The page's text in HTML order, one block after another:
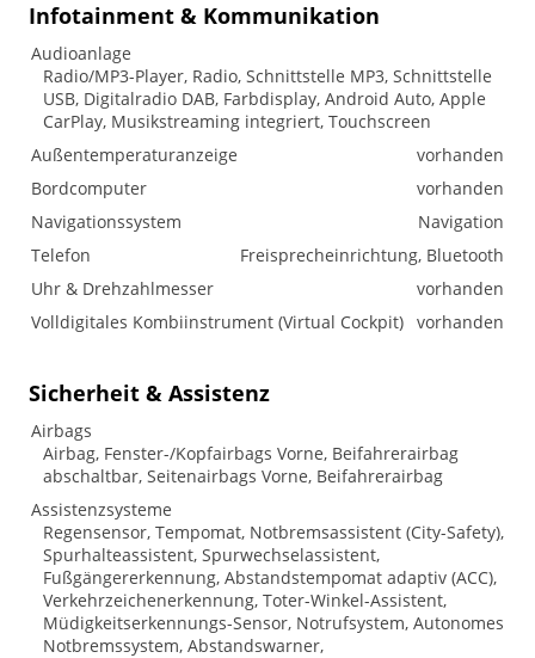
Infotainment & Kommunikation
Audioanlage
Radio/MP3-Player, Radio, Schnittstelle MP3, Schnittstelle
USB, Digitalradio DAB, Farbdisplay, Android Auto, Apple
CarPlay, Musikstreaming integriert, Touchscreen
Außentemperaturanzeige
vorhanden
Bordcomputer
vorhanden
Navigationssystem
Navigation
Telefon
Freisprecheinrichtung, Bluetooth
Uhr & Drehzahlmesser
vorhanden
Volldigitales Kombiinstrument (Virtual Cockpit) vorhanden
Sicherheit & Assistenz
Airbags
Airbag, Fenster-/Kopfairbags Vorne, Beifahrerairbag
abschaltbar, Seitenairbags Vorne, Beifahrerairbag
Assistenzsysteme
Regensensor, Tempomat, Notbremsassistent (City-Safety),
Spurhalteassistent, Spurwechselassistent,
Fußgängererkennung, Abstandstempomat adaptiv (ACC),
Verkehrzeichenerkennung, Toter-Winkel-Assistent,
Müdigkeitserkennungs-Sensor, Notrufsystem, Autonomes
Notbremssystem, Abstandswarner,